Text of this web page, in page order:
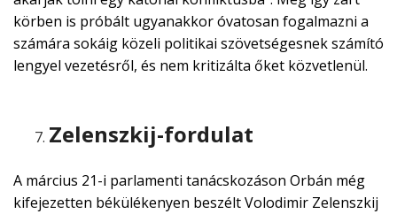
körben is próbált ugyanakkor óvatosan fogalmazni a
számára sokáig közeli politikai szövetségesnek számító
lengyel vezetésről, és nem kritizálta őket közvetlenül.
Zelenszkij-fordulat
A március 21-i parlamenti tanácskozáson Orbán még
kifejezetten békülékenyen beszélt Volodimir Zelenszkij